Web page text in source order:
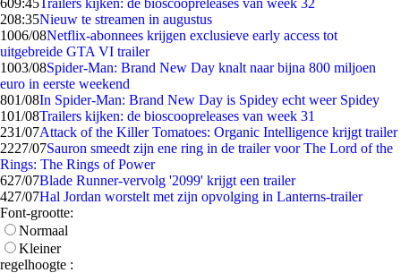
609:45Trailers kijken: de bioscoopreleases van week 32
208:35Nieuw te streamen in augustus
1006/08Netflix-abonnees krijgen exclusieve early access tot
uitgebreide GTA VI trailer
1003/08Spider-Man: Brand New Day knalt naar bijna 800 miljoen
euro in eerste weekend
801/08In Spider-Man: Brand New Day is Spidey echt weer Spidey
101/08Trailers kijken: de bioscoopreleases van week 31
231/07Attack of the Killer Tomatoes: Organic Intelligence krijgt trailer
2227/07Sauron smeedt zijn ene ring in de trailer voor The Lord of the
Rings: The Rings of Power
627/07Blade Runner-vervolg '2099' krijgt een trailer
427/07Hal Jordan worstelt met zijn opvolging in Lanterns-trailer
Font-grootte:
Normaal
Kleiner
regelhoogte :